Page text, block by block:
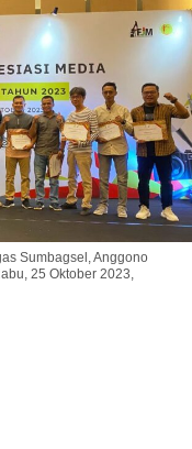
Sumbagsel, Anggono
25 Oktober 2023,